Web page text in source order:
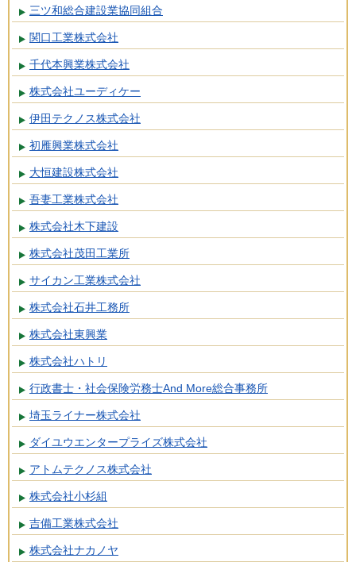
三ツ和総合建設業協同組合
関口工業株式会社
千代本興業株式会社
株式会社ユーディケー
伊田テクノス株式会社
初雁興業株式会社
大恒建設株式会社
吾妻工業株式会社
株式会社木下建設
株式会社茂田工業所
サイカン工業株式会社
株式会社石井工務所
株式会社東興業
株式会社ハトリ
行政書士・社会保険労務士And More総合事務所
埼玉ライナー株式会社
ダイユウエンタープライズ株式会社
アトムテクノス株式会社
株式会社小杉組
吉備工業株式会社
株式会社ナカノヤ